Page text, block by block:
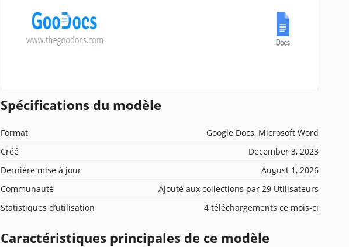
Spécifications du modèle
Format
Google Docs, Microsoft Word
Créé
December 3, 2023
Dernière mise à jour
August 1, 2026
Communauté
Ajouté aux collections par 29 Utilisateurs
Statistiques d’utilisation
4 téléchargements ce mois-ci
Caractéristiques principales de ce modèle